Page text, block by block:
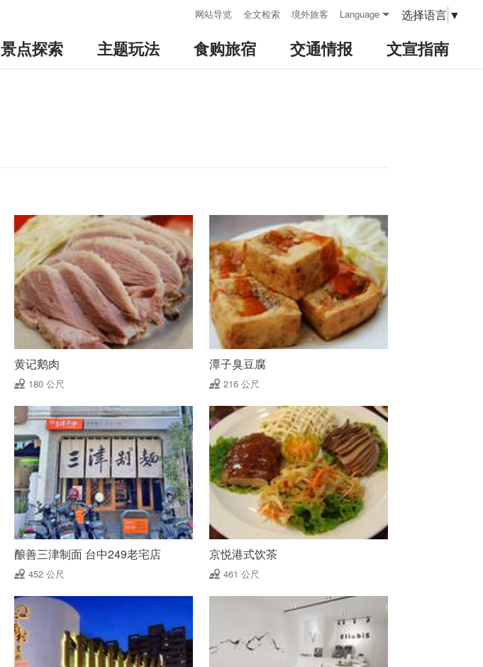
网站导览 全文检索 境外旅客 Language 选择语言 ▼
景点探索 主题玩法 食购旅宿 交通情报 文宣指南
黄记鹅肉
180 公尺
潭子臭豆腐
216 公尺
酿善三津制面 台中249老宅店
452 公尺
京悦港式饮茶
461 公尺